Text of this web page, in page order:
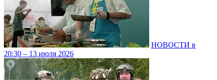
НОВОСТИ в
20:30 – 13 июля 2026